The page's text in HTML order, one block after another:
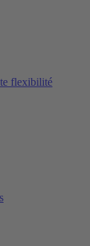
flexibilité